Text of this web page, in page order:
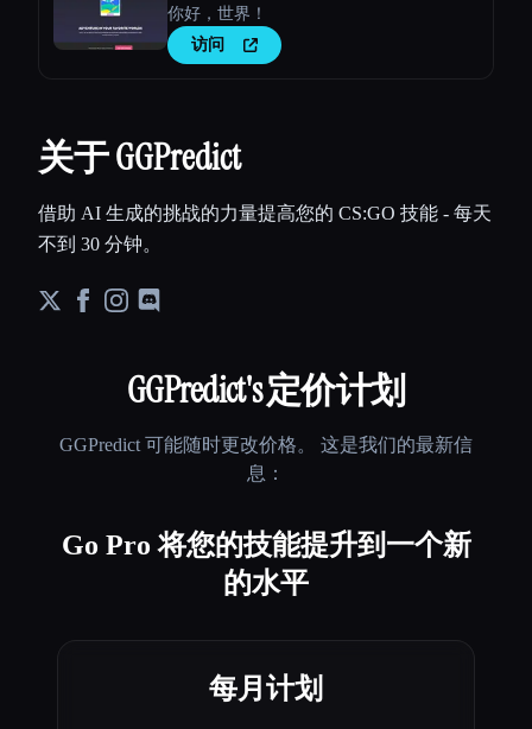
你好，世界！
访问
关于 GGPredict
借助 AI 生成的挑战的力量提高您的 CS:GO 技能 - 每天
不到 30 分钟。
GGPredict's 定价计划
GGPredict 可能随时更改价格。 这是我们的最新信
息：
Go Pro 将您的技能提升到一个新
的水平
每月计划